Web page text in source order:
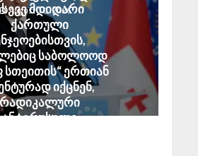
August 10, 2026
მდიდარი
ქართული
საბოლოოდ
სთეითის“ ერთიან
იქცნენ,
რადიკალური
ანტირუსული